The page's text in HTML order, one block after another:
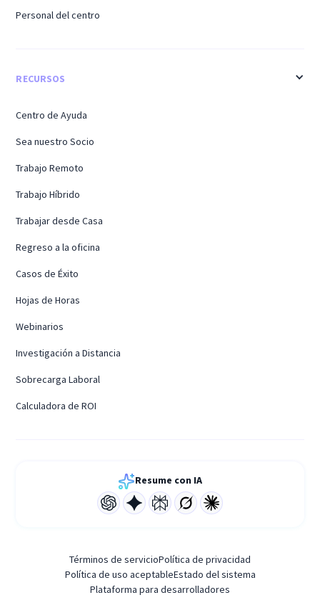
Personal del centro
RECURSOS
Centro de Ayuda
Sea nuestro Socio
Trabajo Remoto
Trabajo Híbrido
Trabajar desde Casa
Regreso a la oficina
Casos de Éxito
Hojas de Horas
Webinarios
Investigación a Distancia
Sobrecarga Laboral
Calculadora de ROI
Resume con IA
Términos de servicioPolítica de privacidad
Política de uso aceptableEstado del sistema
Plataforma para desarrolladores